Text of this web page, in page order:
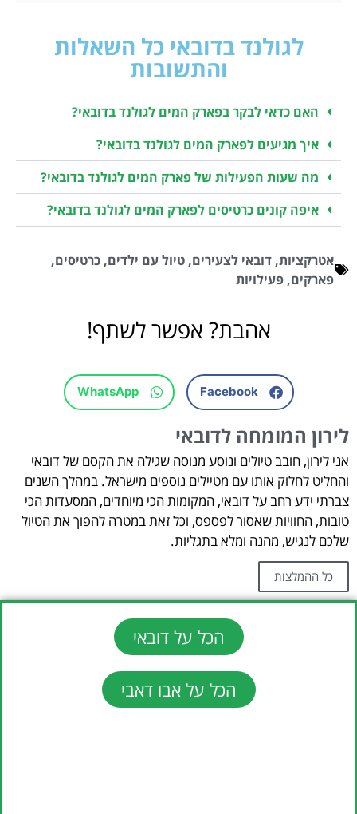
לגולנד בדובאי כל השאלות
והתשובות
האם כדאי לבקר בפארק המים לגולנד בדובאי?
איך מגיעים לפארק המים לגולנד בדובאי?
מה שעות הפעילות של פארק המים לגולנד בדובאי?
איפה קונים כרטיסים לפארק המים לגולנד בדובאי?
אטרקציות, דובאי לצעירים, טיול עם ילדים, כרטיסים,
פארקים, פעילויות
אהבת? אפשר לשתף!
Facebook
WhatsApp
לירון המומחה לדובאי
אני לירון, חובב טיולים ונוסע מנוסה שגילה את הקסם של דובאי
והחליט לחלוק אותו עם מטיילים נוספים מישראל. במהלך השנים
צברתי ידע רחב על דובאי, המקומות הכי מיוחדים, המסעדות הכי
טובות, החוויות שאסור לפספס, וכל זאת במטרה להפוך את הטיול
שלכם לנגיש, מהנה ומלא בתגליות.
כל ההמלצות
הכל על דובאי
הכל על אבו דאבי